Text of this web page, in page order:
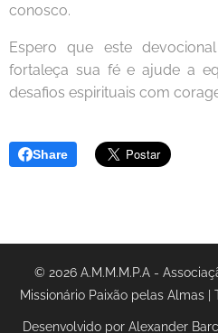
conosco.
Espero que este
fortaleça sua fé e ajude a
desafios espirituais com
Share
© 2026 A.M.M.M.P.A -
Missionário Paixão pelas Almas |
Desenvolvido por Alexander